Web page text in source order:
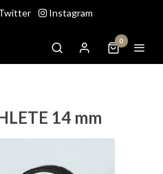
Instagram
0
14 mm